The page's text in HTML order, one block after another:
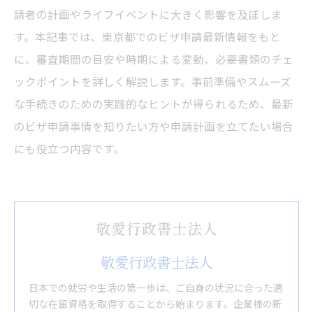
請者の計画やライフイベントに大きく影響を及ぼしま
す。本記事では、東京都でのビザ申請最新情報をもと
に、審査期間の目安や時期による変動、必要書類のチェ
ックポイントを詳しく解説します。事前準備やスムーズ
な手続きのための実践的なヒントが得られるため、最新
のビザ申請事情を知りたい方や申請計画を立てたい場合
にも役立つ内容です。
敬愛行政書士法人
日本での就労や生活の第一歩は、ご自身の状況に合った適
切な在留資格を取得することから始まります。企業様の新